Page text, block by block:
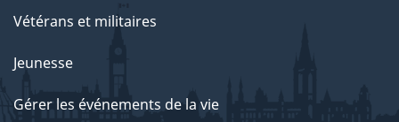
Vétérans et militaires
Jeunesse
Gérer les événements de la vie